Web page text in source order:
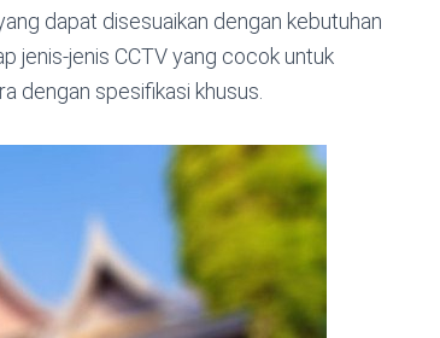
dapat disesuaikan dengan kebutuhan
jenis-jenis CCTV yang cocok untuk
dengan spesifikasi khusus.